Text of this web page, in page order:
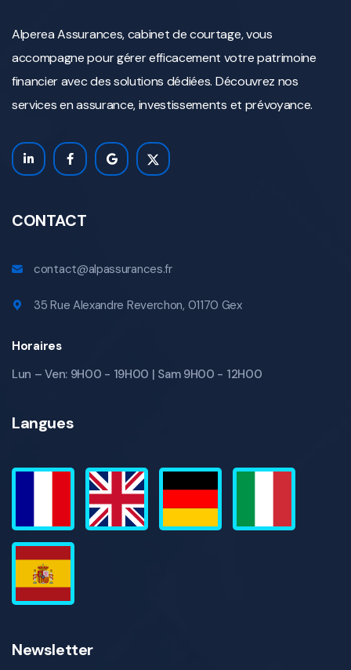
Alperea Assurances, cabinet de courtage, vous
accompagne pour gérer efficacement votre patrimoine
financier avec des solutions dédiées. Découvrez nos
services en assurance, investissements et prévoyance.
CONTACT
contact@alpassurances.fr
35 Rue Alexandre Reverchon, 01170 Gex
Horaires
Lun – Ven: 9H00 - 19H00 | Sam 9H00 - 12H00
Langues
Newsletter